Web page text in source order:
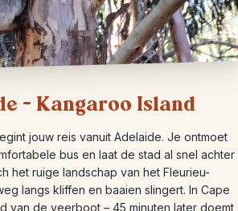
– Kangaroo Island
jouw reis vanuit Adelaide. Je ontmoet
bus en laat de stad al snel achter
het ruige landschap van het Fleurieu-
langs kliffen en baaien slingert. In Cape
van de veerboot – 45 minuten later doemt